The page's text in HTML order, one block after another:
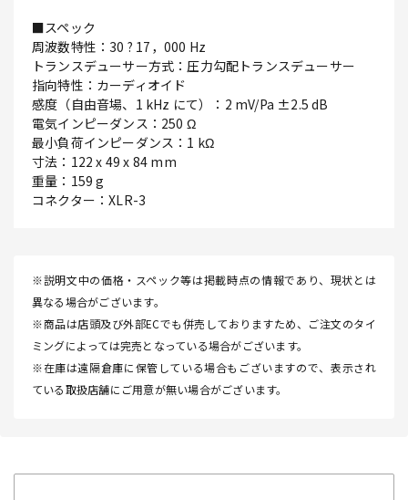
■スペック
周波数特性：30 ? 17，000 Hz
トランスデューサー方式：圧力勾配トランスデューサー
指向特性：カーディオイド
感度（自由音場、1 kHz にて）：2 mV/Pa ±2.5 dB
電気インピーダンス：250 Ω
最小負荷インピーダンス：1 kΩ
寸法：122 x 49 x 84 mm
重量：159 g
コネクター：XLR-3
※説明文中の価格・スペック等は掲載時点の情報であり、現状とは
異なる場合がございます。
※商品は店頭及び外部ECでも併売しておりますため、ご注文のタイ
ミングによっては完売となっている場合がございます。
※在庫は遠隔倉庫に保管している場合もございますので、表示され
ている取扱店舗にご用意が無い場合がございます。